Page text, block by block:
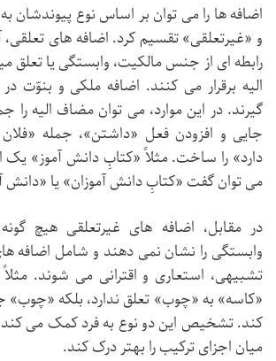
اضافه ها را می توان بر اساس نوع پیوندشان
و «غیرتعلقی» تقسیم کرد. اضافه های
رابطه ای از جنس مالکیت، وابستگی یا
الیه برقرار می کنند. اضافه ملکی و بنوّت
گیرند. در این موارد، می توان مضاف الیه را
جایی و افزودن فعل «داشتن»، جمله
دارد» را ساخت. مثلاً «کتابِ دانش آموز» یک
می توان گفت «کتابِ دانش آموزان» یا «دانش
در مقابل، اضافه های غیرتعلقی هیچ
وابستگی را نشان نمی دهند و شامل اضافه
تشبیهی، استعاری و اقترانی می شوند.
«کاسه» به «چوب» تعلق ندارد، بلکه «چوب»
کند. تشخیص این دو نوع به فرد کمک می کند
میان اجزای ترکیب را بهتر درک کند.